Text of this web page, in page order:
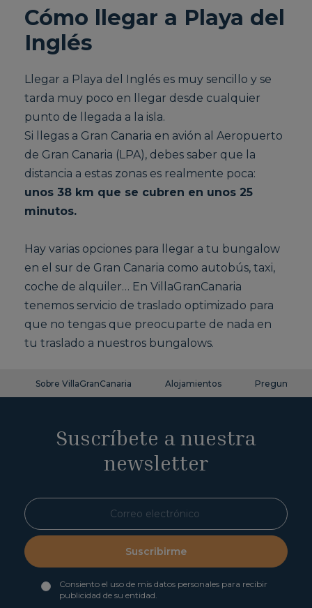
Cómo llegar a Playa del
Inglés
Llegar a Playa del Inglés es muy sencillo y se
tarda muy poco en llegar desde cualquier
punto de llegada a la isla.
Si llegas a Gran Canaria en avión al Aeropuerto
de Gran Canaria (LPA), debes saber que la
distancia a estas zonas es realmente poca:
unos 38 km que se cubren en unos 25
minutos.
Hay varias opciones para llegar a tu bungalow
en el sur de Gran Canaria como autobús, taxi,
coche de alquiler… En VillaGranCanaria
tenemos servicio de traslado optimizado para
que no tengas que preocuparte de nada en
tu traslado a nuestros bungalows.
Sobre VillaGranCanaria Alojamientos Preguntas
Suscríbete a nuestra
newsletter
Suscribirme
Consiento el uso de mis datos personales para recibir
publicidad de su entidad.